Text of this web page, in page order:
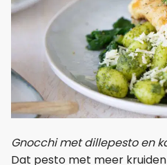
Gnocchi met dillepesto en
Dat pesto met meer